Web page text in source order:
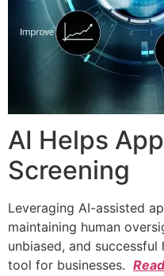
AI Helps
Screening
Leveraging AI-assisted
maintaining human
unbiased, and successful
tool for businesses.